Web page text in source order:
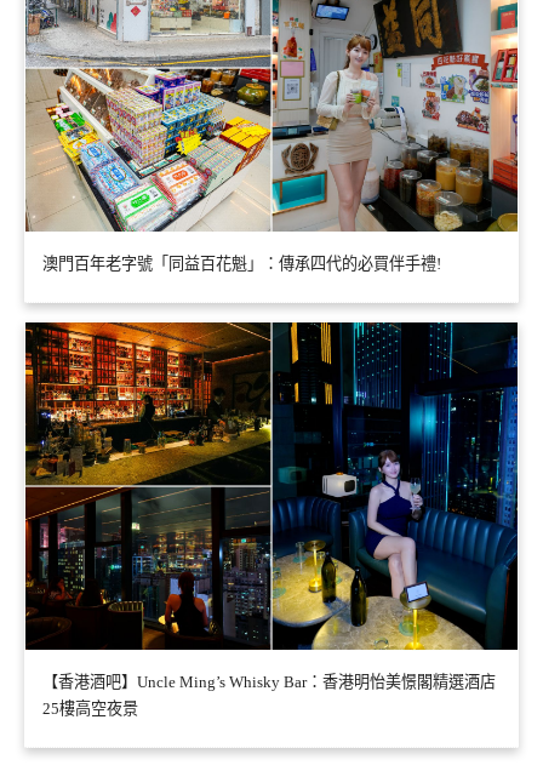
澳門百年老字號「同益百花魁」：傳承四代的必買伴手禮!
【香港酒吧】Uncle Ming’s Whisky Bar：香港明怡美憬閣精選酒店
25樓高空夜景